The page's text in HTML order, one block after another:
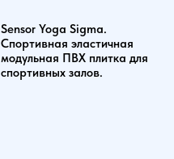
Sensor Yoga Sigma.
Спортивная эластичная
модульная ПВХ плитка для
спортивных залов.